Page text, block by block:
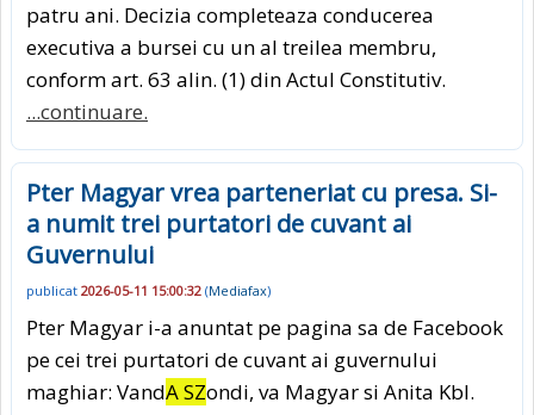
patru ani. Decizia completeaza conducerea
executiva a bursei cu un al treilea membru,
conform art. 63 alin. (1) din Actul Constitutiv.
...continuare.
Pter Magyar vrea parteneriat cu presa. Si-
a numit trei purtatori de cuvant ai
Guvernului
publicat 2026-05-11 15:00:32 (Mediafax)
Pter Magyar i-a anuntat pe pagina sa de Facebook
pe cei trei purtatori de cuvant ai guvernului
maghiar: VandA SZondi, va Magyar si Anita Kbl.